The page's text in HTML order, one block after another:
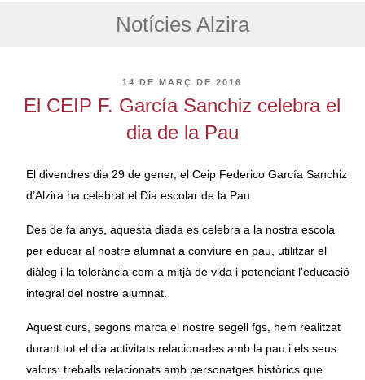
Notícies Alzira
PUBLICAT
14 DE MARÇ DE 2016
El CEIP F. García Sanchiz celebra el
dia de la Pau
El divendres dia 29 de gener, el Ceip Federico García Sanchiz
d’Alzira ha celebrat el Dia escolar de la Pau.
Des de fa anys, aquesta diada es celebra a la nostra escola
per educar al nostre alumnat a conviure en pau, utilitzar el
diàleg i la tolerància com a mitjà de vida i potenciant l’educació
integral del nostre alumnat.
Aquest curs, segons marca el nostre segell fgs, hem realitzat
durant tot el dia activitats relacionades amb la pau i els seus
valors: treballs relacionats amb personatges històrics que